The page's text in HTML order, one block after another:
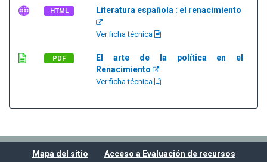
HTML Literatura española : el renacimiento
Ver ficha técnica
PDF
El arte de la política en el
Renacimiento
Ver ficha técnica
Mapa del sitio Acceso a Evaluación de recursos